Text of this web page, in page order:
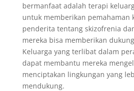
bermanfaat adalah terapi
untuk memberikan pemahaman
penderita tentang skizofrenia
mereka bisa memberikan
Keluarga yang terlibat dalam
dapat membantu mereka
menciptakan lingkungan yang
mendukung.